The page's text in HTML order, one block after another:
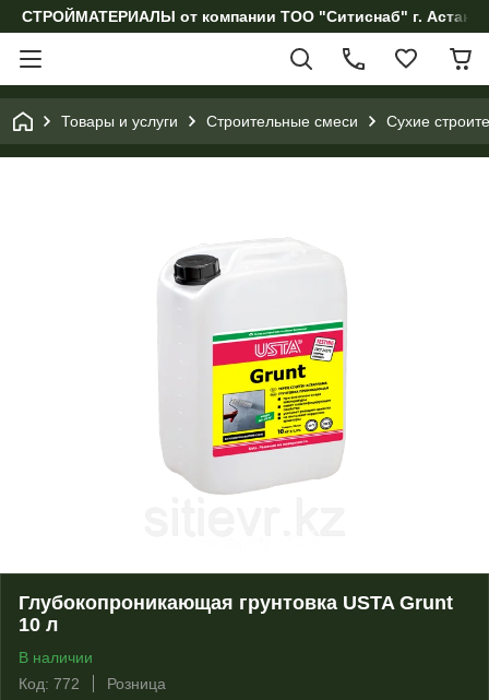
СТРОЙМАТЕРИАЛЫ от компании ТОО "Ситиснаб" г. Астана,
Товары и услуги Строительные смеси Сухие
Глубокопроникающая грунтовка USTA Grunt
10 л
В наличии
Код: 772
Розница